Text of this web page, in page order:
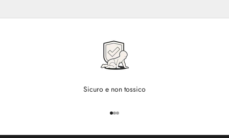
Sicuro e non tossico
Vai all'articolo 1
Vai all'articolo 2
Vai all'articolo 3